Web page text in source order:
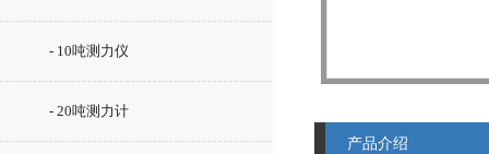
- 10吨测力仪
- 20吨测力计
产品介绍